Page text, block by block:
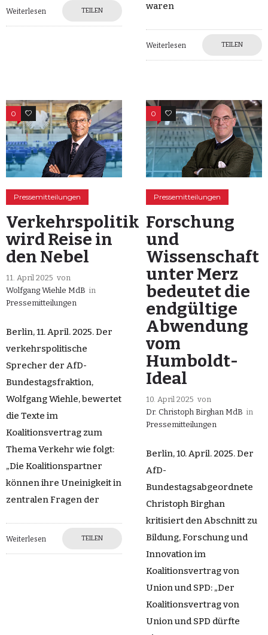
Weiterlesen TEILEN
waren
Weiterlesen TEILEN
0 0
Pressemitteilungen
Verkehrspolitik
wird Reise in
den Nebel
11. April 2025 von
Wolfgang Wiehle MdB in
Pressemitteilungen
Berlin, 11. April. 2025. Der
verkehrspolitische
Sprecher der AfD-
Bundestagsfraktion,
Wolfgang Wiehle, bewertet
die Texte im
Koalitionsvertrag zum
Thema Verkehr wie folgt:
„Die Koalitionspartner
können ihre Uneinigkeit in
zentralen Fragen der
Weiterlesen TEILEN
0 0
Pressemitteilungen
Forschung
und
Wissenschaft
unter Merz
bedeutet die
endgültige
Abwendung
vom
Humboldt-
Ideal
10. April 2025 von
Dr. Christoph Birghan MdB in
Pressemitteilungen
Berlin, 10. April. 2025. Der
AfD-
Bundestagsabgeordnete
Christoph Birghan
kritisiert den Abschnitt zu
Bildung, Forschung und
Innovation im
Koalitionsvertrag von
Union und SPD: „Der
Koalitionsvertrag von
Union und SPD dürfte